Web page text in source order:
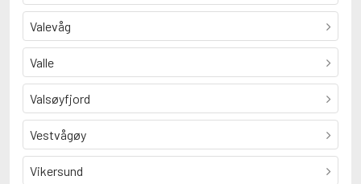
Valevåg
Valle
Valsøyfjord
Vestvågøy
Vikersund